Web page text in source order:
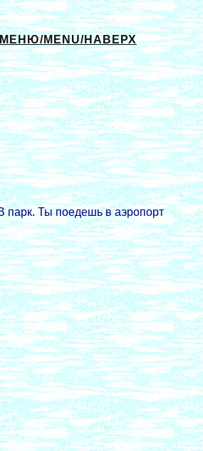
МЕНЮ/MENU/НАВЕРХ
парк. Ты поедешь в аэропорт